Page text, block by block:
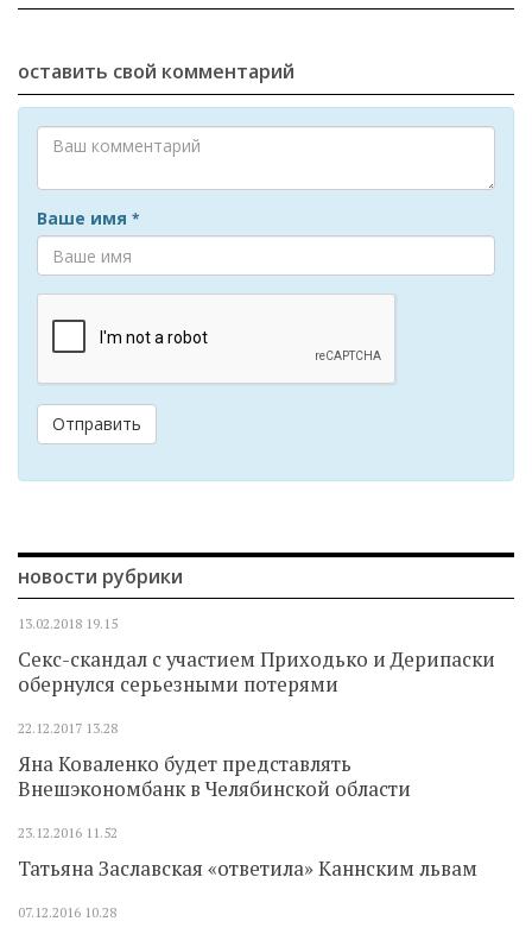
оставить свой комментарий
Ваше имя *
Отправить
новости рубрики
13.02.2018 19.15
Секс-скандал с участием Приходько и Дерипаски
обернулся серьезными потерями
22.12.2017 13.28
Яна Коваленко будет представлять
Внешэкономбанк в Челябинской области
23.12.2016 11.52
Татьяна Заславская «ответила» Каннским львам
07.12.2016 10.28